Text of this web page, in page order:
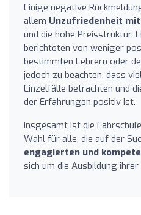
Einige negative
allem Unzufriedenheit
und die hohe Preisstruktur.
berichteten von weniger
bestimmten Lehrern oder
jedoch zu beachten, dass
Einzelfälle betrachten und
der Erfahrungen positiv ist.
Insgesamt ist die
Wahl für alle, die auf der
engagierten und
sich um die Ausbildung